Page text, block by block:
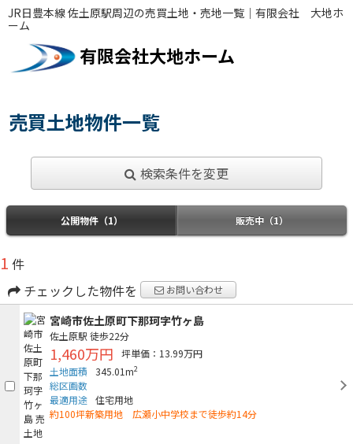
JR日豊本線 佐土原駅周辺の売買土地・売地一覧｜有限会社 大地ホ
ーム
有限会社大地ホーム
売買土地物件一覧
検索条件を変更
公開物件（1） 販売中（1）
1 件
チェックした物件を
お問い合わせ
宮崎市佐土原町下那珂字竹ヶ島
佐土原駅 徒歩22分
1,460万円
坪単価：13.99万円
土地面積
345.01m2
総区画数
最適用途 住宅用地
約100坪新築用地 広瀬小中学校まで徒歩約14分